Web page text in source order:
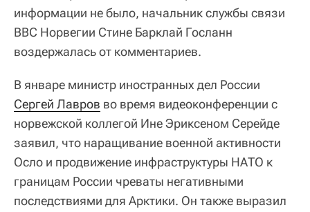
информации не было, начальник службы связи
ВВС Норвегии Стине Барклай Госланн
воздержалась от комментариев.
В январе министр иностранных дел России
Сергей Лавров во время видеоконференции с
норвежской коллегой Ине Эриксеном Серейде
заявил, что наращивание военной активности
Осло и продвижение инфраструктуры НАТО к
границам России чреваты негативными
последствиями для Арктики. Он также выразил